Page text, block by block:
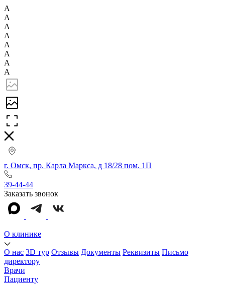
А
А
А
А
А
А
А
А
г. Омск, пр. Карла Маркса, д 18/28 пом. 1П
39-44-44
Заказать звонок
О клинике
О нас 3D тур Отзывы Документы Реквизиты Письмо
директору
Врачи
Пациенту